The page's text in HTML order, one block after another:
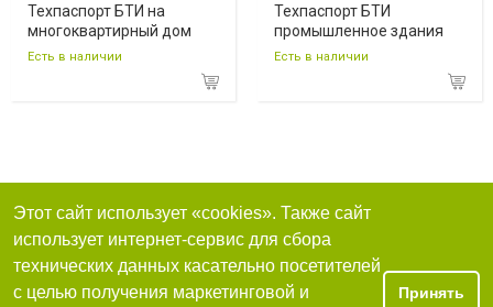
Техпаспорт БТИ на
многоквартирный дом
Есть в наличии
Техпаспорт БТИ
промышленное здания
Есть в наличии
Этот сайт использует «cookies». Также сайт
использует интернет-сервис для сбора
технических данных касательно посетителей
с целью получения маркетинговой и
Принять